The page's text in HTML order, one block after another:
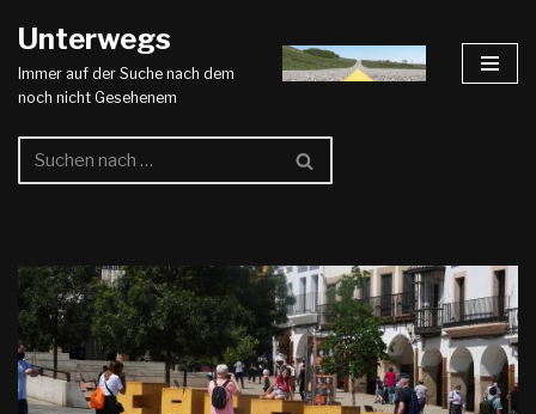
Zum
Inhalt
Unterwegs
Immer auf der Suche nach dem
noch nicht Gesehenem